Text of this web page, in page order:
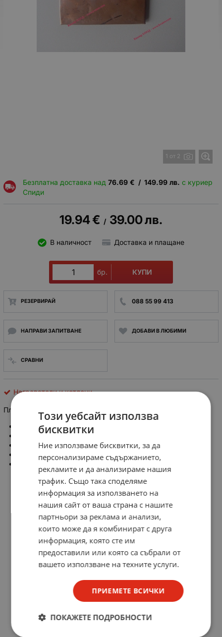
1 от 2
Безплатна доставка над 76.69 € / 149.99 лв. с куриер
Спиди
19.94€ / 39.00лв.
В наличност Доставка и плащане
бр. КУПИ
РЕЗЕРВИРАЙ 088 55 99 413
НАПРАВИ ЗАПИТВАНЕ ДОБАВИ В ЛЮБИМИ
СРАВНИ
Нагреватели и котлони
Плосък нагревател 320W
Дължина: 111мм.
Височина: 78мм.
Този уебсайт използва
бисквитки
Ние използваме бисквитки, за да
персонализираме съдържанието,
рекламите и да анализираме нашия
трафик. Също така споделяме
информация за използването на
нашия сайт от ваша страна с нашите
партньори за реклама и анализи,
които може да я комбинират с друга
информация, която сте им
предоставили или която са събрали от
вашето използване на техните услуги.
ПРИЕМЕТЕ ВСИЧКИ
ПОКАЖЕТЕ ПОДРОБНОСТИ